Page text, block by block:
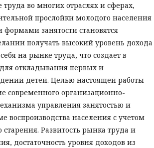
во многих отраслях и сферах,
прослойки молодого населения
занятости становятся
получать высокий уровень дохода
на рынке труда, что создает в
откладывания первых и
детей. Целью настоящей работы
современного организационно-
управления занятостью и
воспроизводства населения с учетом
Развитость рынка труда и
достаточность уровня доходов из